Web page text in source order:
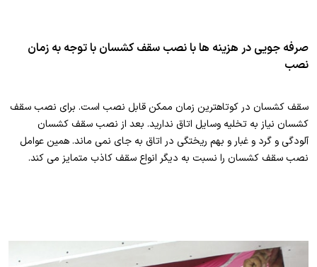
صرفه جویی در هزینه ها با نصب سقف کشسان با توجه به زمان
نصب
سقف کشسان در کوتاهترین زمان ممکن قابل نصب است. برای نصب سقف
کشسان نیاز به تخلیه وسایل اتاق ندارید. بعد از نصب سقف کشسان
آلودگی و گرد و غبار و بهم ریختگی در اتاق به جای نمی ماند. همین عوامل
نصب سقف کشسان را نسبت به دیگر انواع سقف کاذب متمایز می کند.